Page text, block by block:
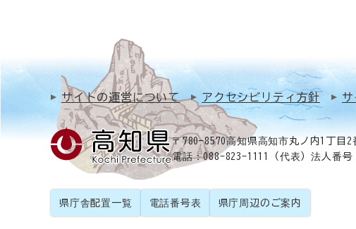
サイトの運営について アクセシビリティ方針
〒780-8570高知県高知市丸ノ内1丁目2
電話：088-823-1111（代表）法人番号
県庁舎配置一覧 電話番号表 県庁周辺のご案内